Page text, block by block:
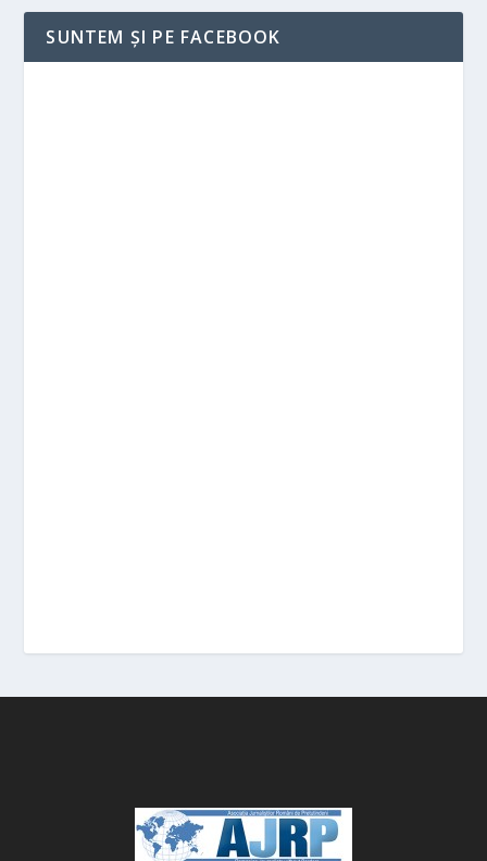
SUNTEM ȘI PE FACEBOOK